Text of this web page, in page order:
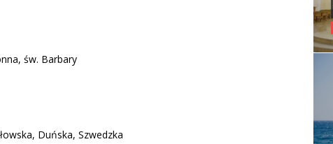
św. Barbary
Duńska, Szwedzka